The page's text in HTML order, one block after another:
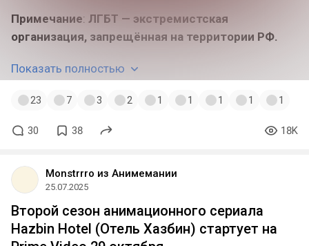
Примечание: ЛГБТ — экстремистская
организация, запрещённая на территории РФ.
Показать полностью
23 7 3 2 1 1 1 1 1
30 38 18K
Monstrrro из Анимемании
25.07.2025
Второй сезон анимационного сериала
Hazbin Hotel (Отель Хазбин) стартует на